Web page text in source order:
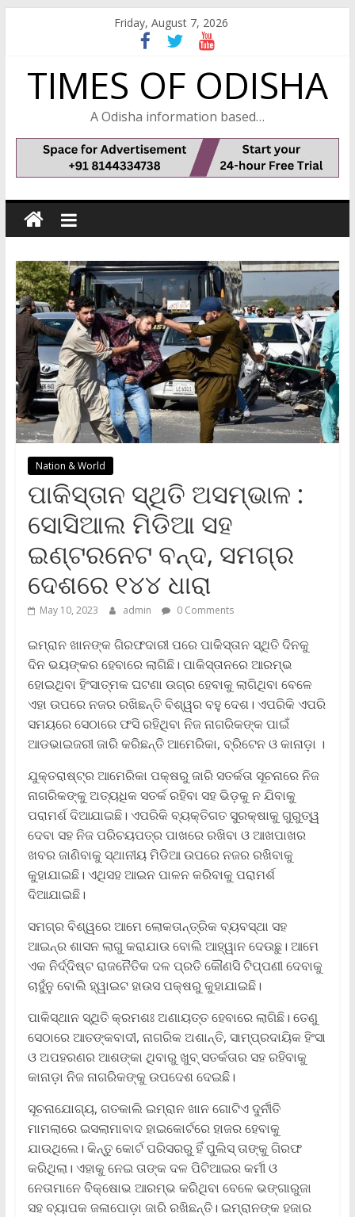
Friday, August 7, 2026
TIMES OF ODISHA
A Odisha information based…
Nation & World
ପାକିସ୍ତାନ ସ୍ଥିତି ଅସମ୍ଭାଳ :
ସୋସିଆଲ ମିଡିଆ ସହ
ଇଣ୍ଟରନେଟ ବନ୍ଦ, ସମଗ୍ର
ଦେଶରେ ୧୪୪ ଧାରା
May 10, 2023 admin 0 Comments
ଇମ୍ରାନ ଖାନଙ୍କ ଗିରଫଦାରୀ ପରେ ପାକିସ୍ତାନ ସ୍ଥିତି ଦିନକୁ
ଦିନ ଭୟଙ୍କର ହେବାରେ ଲାଗିଛି। ପାକିସ୍ତାନରେ ଆରମ୍ଭ
ହୋଇଥିବା ହିଂସାତ୍ମକ ଘଟଣା ଉଗ୍ର ହେବାକୁ ଲାଗିଥିବା ବେଳେ
ଏହା ଉପରେ ନଜର ରଖିଛନ୍ତି ବିଶ୍ୱର ବହୁ ଦେଶ। ଏପରିକି ଏପରି
ସମୟରେ ସେଠାରେ ଫସି ରହିଥିବା ନିଜ ନାଗରିକଙ୍କ ପାଇଁ
ଆଡଭାଇଜରୀ ଜାରି କରିଛନ୍ତି ଆମେରିକା, ବ୍ରିଟେନ ଓ କାନାଡ଼ା ।
ଯୁକ୍ତରାଷ୍ଟ୍ର ଆମେରିକା ପକ୍ଷରୁ ଜାରି ସତର୍କତା ସୂଚନାରେ ନିଜ
ନାଗରିକଙ୍କୁ ଅତ୍ୟଧିକ ସତର୍କ ରହିବା ସହ ଭିଡ଼କୁ ନ ଯିବାକୁ
ପରାମର୍ଶ ଦିଆଯାଇଛି। ଏପରିକି ବ୍ୟକ୍ତିଗତ ସୁରକ୍ଷାକୁ ଗୁରୁତ୍ୱ
ଦେବା ସହ ନିଜ ପରିଚୟପତ୍ର ପାଖରେ ରଖିବା ଓ ଆଖପାଖର
ଖବର ଜାଣିବାକୁ ସ୍ଥାନୀୟ ମିଡିଆ ଉପରେ ନଜର ରଖିବାକୁ
କୁହାଯାଇଛି। ଏଥିସହ ଆଇନ ପାଳନ କରିବାକୁ ପରାମର୍ଶ
ଦିଆଯାଇଛି।
ସମଗ୍ର ବିଶ୍ୱରେ ଆମେ ଲୋକତାନ୍ତ୍ରିକ ବ୍ୟବସ୍ଥା ସହ
ଆଇନ୍‌ର ଶାସନ ଲାଗୁ କରାଯାଉ ବୋଲି ଆହ୍ୱାନ ଦେଉଛୁ। ଆମେ
ଏକ ନିର୍ଦ୍ଦିଷ୍ଟ ରାଜନୈତିକ ଦଳ ପ୍ରତି କୌଣସି ଟିପ୍ପଣୀ ଦେବାକୁ
ଚାହୁଁନୁ ବୋଲି ହ୍ୱାଇଟ ହାଉସ ପକ୍ଷରୁ କୁହାଯାଇଛି।
ପାକିସ୍ଥାନ ସ୍ଥିତି କ୍ରମଶଃ ଅଣାୟତ୍ତ ହେବାରେ ଲାଗିଛି। ତେଣୁ
ସେଠାରେ ଆତଙ୍କବାଦୀ, ନାଗରିକ ଅଶାନ୍ତି, ସାମ୍ପ୍ରଦାୟିକ ହିଂସା
ଓ ଅପହରଣର ଆଶଙ୍କା ଥିବାରୁ ଖୁବ୍‌ ସତର୍କତାର ସହ ରହିବାକୁ
କାନାଡ଼ା ନିଜ ନାଗରିକଙ୍କୁ ଉପଦେଶ ଦେଇଛି।
ସୂଚନାଯୋଗ୍ୟ, ଗତକାଲି ଇମ୍ରାନ ଖାନ ଗୋଟିଏ ଦୁର୍ନୀତି
ମାମଲାରେ ଇସଲାମାବାଦ ହାଇକୋର୍ଟରେ ହାଜର ହେବାକୁ
ଯାଉଥିଲେ। କିନ୍ତୁ କୋର୍ଟ ପରିସରରୁ ହିଁ ପୁଲିସ୍‌ ତାଙ୍କୁ ଗିରଫ
କରିଥିଲା। ଏହାକୁ ନେଇ ତାଙ୍କ ଦଳ ପିଟିଆଇର କର୍ମୀ ଓ
ନେତାମାନେ ବିକ୍ଷୋଭ ଆରମ୍ଭ କରିଥିବା ବେଳେ ଭଙ୍ଗାରୁଜା
ସହ ବ୍ୟାପକ ଜଳାପୋଡ଼ା ଜାରି ରଖିଛନ୍ତି। ଇମ୍ରାନଙ୍କ ହଜାର